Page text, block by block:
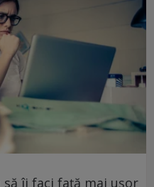
îi faci față mai ușor